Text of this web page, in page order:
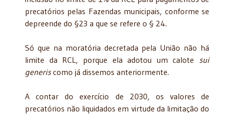
precatórios pelas Fazendas municipais, conforme se
depreende do §23 a que se refere o § 24.
Só que na moratória decretada pela União não há
limite da RCL, porque ela adotou um calote sui
generiscomo já dissemos anteriormente.
A contar do exercício de 2030, os valores de
precatórios não liquidados em virtude da limitação do